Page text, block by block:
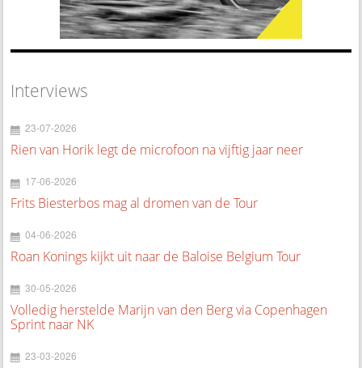
Interviews
23-07-2026
Rien van Horik legt de microfoon na vijftig jaar neer
17-06-2026
Frits Biesterbos mag al dromen van de Tour
04-06-2026
Roan Konings kijkt uit naar de Baloise Belgium Tour
30-05-2026
Volledig herstelde Marijn van den Berg via Copenhagen
Sprint naar NK
23-03-2026